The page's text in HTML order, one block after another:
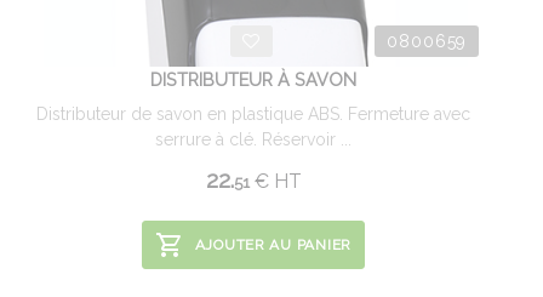
0800659
DISTRIBUTEUR À SAVON
Distributeur de savon en plastique ABS. Fermeture avec
serrure à clé. Réservoir ...
22.51 €HT
AJOUTER AU PANIER